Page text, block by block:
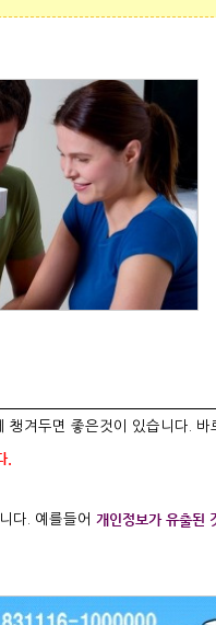
챙겨두면 좋은것이 있습니다. 바
.
다. 예를들어 개인정보가 유출된